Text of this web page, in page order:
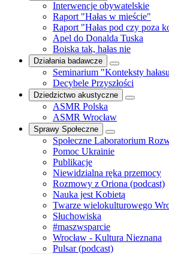
Interwencje obywatelskie
Raport "Hałas w mieście"
Raport "Hałas pod czy poza
Apel do Donalda Tuska
Boiska tak, hałas nie
Działania badawcze
Seminarium "Konteksty
Decybele Przyszłości
Dziedzictwo akustyczne
ASMR Polska
ASMR Wrocław
Sprawy Społeczne
Społeczne Laboratorium
Pomoc Ukrainie
Publikacje
Niewidzialna ręka przemocy
Rozmowy z Oriona (podcast)
Nauka jest Kobietą
Twarze wielokulturowego
Słuchowiska
#maszwsparcie
Wrocław - Kultura Nieznana
Pulsar (podcast)